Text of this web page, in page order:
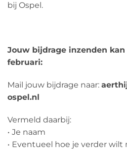
bij Ospel.
Jouw bijdrage inzenden
februari:
Mail jouw bijdrage naar:
ospel.nl
Vermeld daarbij:
• Je naam
• Eventueel hoe je verder